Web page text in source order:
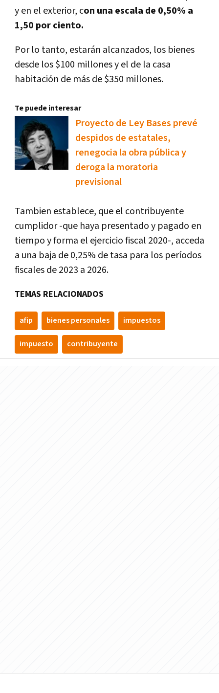
y en el exterior, con una escala de 0,50% a
1,50 por ciento.
Por lo tanto, estarán alcanzados, los bienes
desde los $100 millones y el de la casa
habitación de más de $350 millones.
Te puede interesar
Proyecto de Ley Bases prevé
despidos de estatales,
renegocia la obra pública y
deroga la moratoria
previsional
Tambien establece, que el contribuyente
cumplidor -que haya presentado y pagado en
tiempo y forma el ejercicio fiscal 2020-, acceda
a una baja de 0,25% de tasa para los períodos
fiscales de 2023 a 2026.
TEMAS RELACIONADOS
afip bienes personales impuestos
impuesto contribuyente